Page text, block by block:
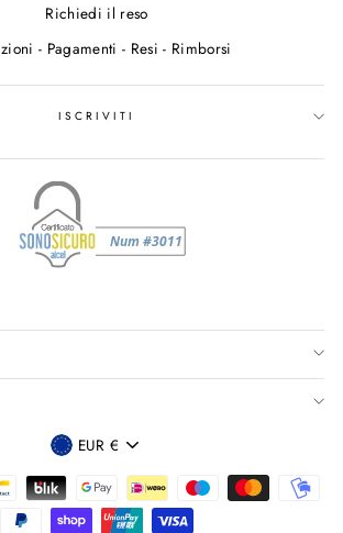
Richiedi il reso
- Pagamenti - Resi - Rimborsi
ISCRIVITI
VALUTA
EUR €